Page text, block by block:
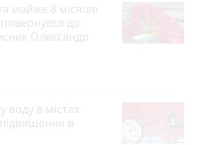
майже 8 місяців
до
Олександр
воду в містах
в